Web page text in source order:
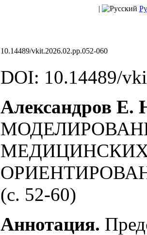
|
10.14489/vkit.2026.02.pp.052-060
DOI: 10.14489/
Александров
(c. 52-60)
Аннотация.